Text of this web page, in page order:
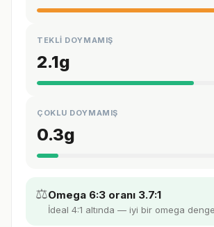
TEKLİ DOYMAMIŞ
2.1g
ÇOKLU DOYMAMIŞ
0.3g
⚖️Omega 6:3 oranı 3.7:1
İdeal 4:1 altında — iyi bir omega